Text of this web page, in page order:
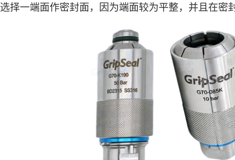
选择一端面作密封面，因为端面较为平整，并且在密